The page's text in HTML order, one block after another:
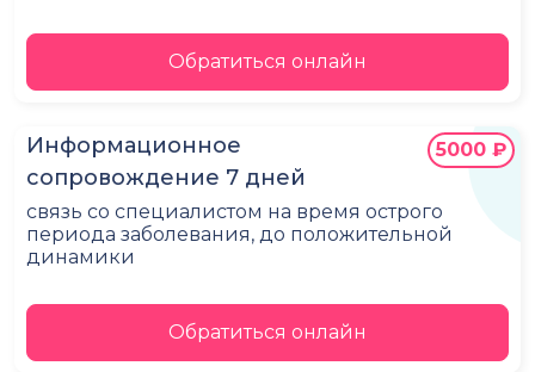
Обратиться онлайн
Информационное
сопровождение 7 дней
связь со специалистом на время острого
периода заболевания, до положительной
динамики
5000 ₽
Обратиться онлайн